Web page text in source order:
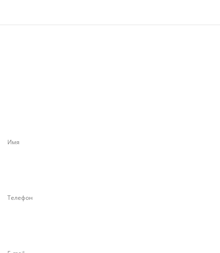
Имя
Телефон